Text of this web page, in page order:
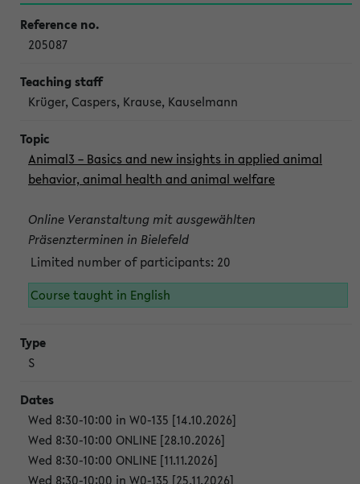
205087
Krüger, Caspers, Krause, Kauselmann
Animal3 – Basics and new insights in applied animal
behavior, animal health and animal welfare
Online Veranstaltung mit ausgewählten
Präsenzterminen in Bielefeld
Limited number of participants: 20
Course taught in English
S
Wed 8:30-10:00 in W0-135 [14.10.2026]
Wed 8:30-10:00 ONLINE [28.10.2026]
Wed 8:30-10:00 ONLINE [11.11.2026]
Wed 8:30-10:00 in W0-135 [25.11.2026]